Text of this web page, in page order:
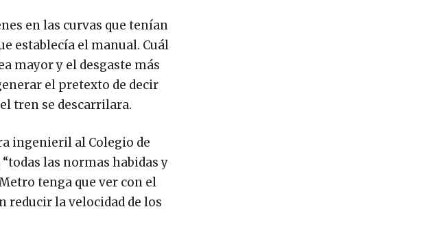
en las curvas que tenían
establecía el manual. Cuál
mayor y el desgaste más
el pretexto de decir
tren se descarrilara.
ingenieril al Colegio de
las normas habidas y
tenga que ver con el
reducir la velocidad de los